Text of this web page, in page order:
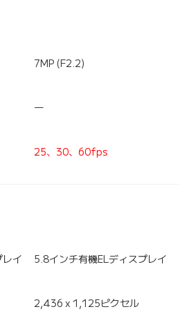
7MP (F2.2)
―
25、30、60fps
イ
5.8インチ有機ELディスプレイ
2,436 x 1,125ピクセル